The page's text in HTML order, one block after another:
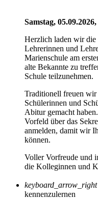
Samstag,
Herzlich laden wir die
Lehrerinnen und
Marienschule am
alte Bekannte zu
Schule teilzunehmen.
Traditionell freuen wir
Schülerinnen und
Abitur gemacht
Vorfeld über das
anmelden, damit wir
können.
Voller Vorfreude und
die Kolleginnen und
keyboard_arrow_right
kennenzulernen